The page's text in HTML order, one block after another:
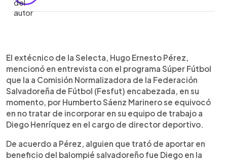
► Escuchar artículo
El extécnico de la Selecta, Hugo Ernesto Pérez,
mencionó en entrevista con el programa Súper Fútbol
que la a Comisión Normalizadora de la Federación
Salvadoreña de Fútbol (Fesfut) encabezada, en su
momento, por Humberto Sáenz Marinero se equivocó
en no tratar de incorporar en su equipo de trabajo a
Diego Henríquez en el cargo de director deportivo.
De acuerdo a Pérez, alguien que trató de aportar en
beneficio del balompié salvadoreño fue Diego en la